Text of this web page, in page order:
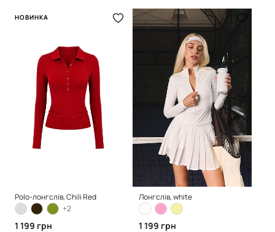
НОВИНКА
Polo-лонгслів, Chili Red
+2
1 199 грн
Лонгслів, white
1 199 грн